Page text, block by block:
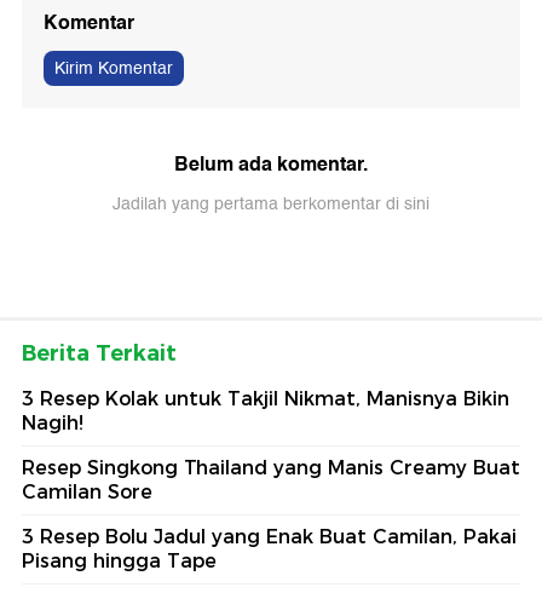
Komentar
Kirim Komentar
Belum ada komentar.
Jadilah yang pertama berkomentar di sini
Berita Terkait
3 Resep Kolak untuk Takjil Nikmat, Manisnya Bikin
Nagih!
Resep Singkong Thailand yang Manis Creamy Buat
Camilan Sore
3 Resep Bolu Jadul yang Enak Buat Camilan, Pakai
Pisang hingga Tape